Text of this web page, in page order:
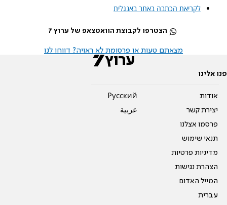
לקריאת הכתבה באתר באנגלית
הצטרפו לקבוצת הוואטצאפ של ערוץ 7
מצאתם טעות או פרסומת לא ראויה? דווחו לנו
פנו אלינו
אודות
יצירת קשר
פרסמו אצלנו
תנאי שימוש
מדיניות פרטיות
הצהרת נגישות
המייל האדום
עברית
Pусский
عربية